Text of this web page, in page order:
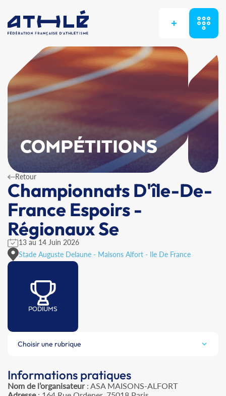
+
COMPÉTITIONS
Retour
Championnats D'île-De-
France Espoirs -
Régionaux Se
13 au 14 Juin 2026
Stade Auguste Delaune - Maisons Alfort - Ile De France
PODIUMS
Choisir une rubrique
Informations pratiques
Nom de l’organisateur: ASA MAISONS-ALFORT